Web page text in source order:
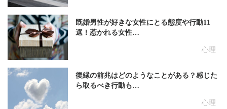
心理
既婚男性が好きな女性にとる態度や行動11
選！惹かれる女性…
心理
復縁の前兆はどのようなことがある？感じた
ら取るべき行動も…